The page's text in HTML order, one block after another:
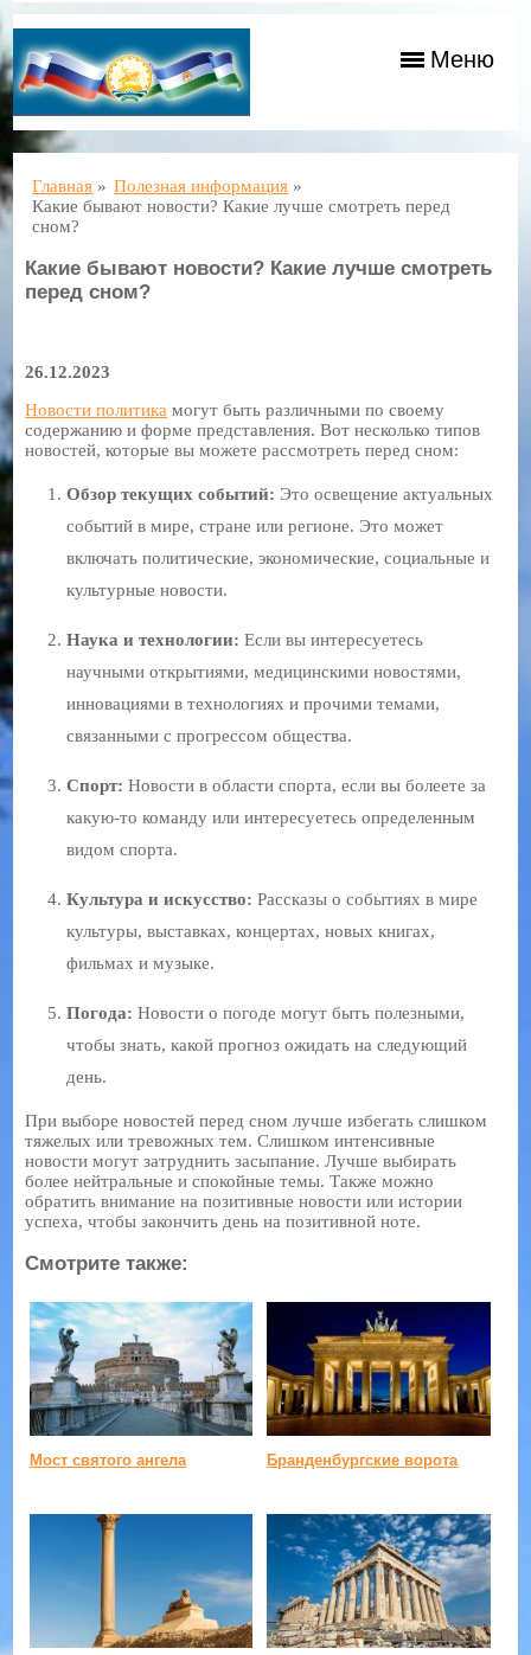
Меню
Главная » Полезная информация »
Какие бывают новости? Какие лучше смотреть перед
сном?
Какие бывают новости? Какие лучше смотреть
перед сном?
26.12.2023
Новости политика могут быть различными по своему
содержанию и форме представления. Вот несколько типов
новостей, которые вы можете рассмотреть перед сном:
Обзор текущих событий: Это освещение актуальных
событий в мире, стране или регионе. Это может
включать политические, экономические, социальные и
культурные новости.
Наука и технологии: Если вы интересуетесь
научными открытиями, медицинскими новостями,
инновациями в технологиях и прочими темами,
связанными с прогрессом общества.
Спорт: Новости в области спорта, если вы болеете за
какую-то команду или интересуетесь определенным
видом спорта.
Культура и искусство: Рассказы о событиях в мире
культуры, выставках, концертах, новых книгах,
фильмах и музыке.
Погода: Новости о погоде могут быть полезными,
чтобы знать, какой прогноз ожидать на следующий
день.
При выборе новостей перед сном лучше избегать слишком
тяжелых или тревожных тем. Слишком интенсивные
новости могут затруднить засыпание. Лучше выбирать
более нейтральные и спокойные темы. Также можно
обратить внимание на позитивные новости или истории
успеха, чтобы закончить день на позитивной ноте.
Смотрите также:
Мост святого ангела Бранденбургские ворота